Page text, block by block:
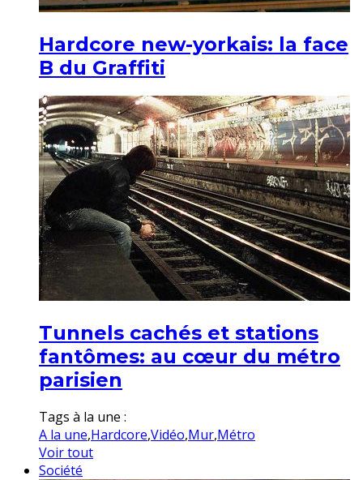
Hardcore new-yorkais: la face
B du Graffiti
Tunnels cachés et stations
fantômes: au cœur du métro
parisien
Tags à la une :
A la une,Hardcore,Vidéo,Mur,Métro
Voir tout
Société